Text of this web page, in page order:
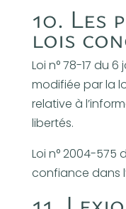
10. Les
lois
Loi n° 78-17 du
modifiée par la
relative à
libertés.
Loi n° 2004-575
confiance dans